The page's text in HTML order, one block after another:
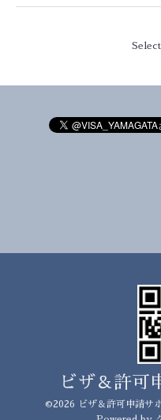
ビザ＆許可
©2026 ビザ＆許可申請サ